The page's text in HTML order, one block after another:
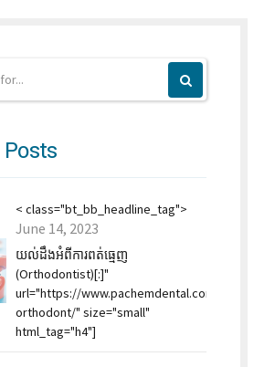
< class="bt_bb_headline_tag">
June 14, 2023
យល់ដឹងអំពីការពត់ធ្មេញ
(Orthodontist)[:]"
url="https://www.pachemdental.com/2023/
orthodont/" size="small"
html_tag="h4"]